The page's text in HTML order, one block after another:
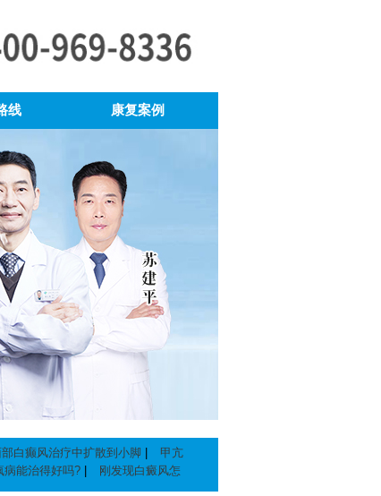
线 康复案例
白癫风治疗中扩散到小脚
甲亢
病能治得好吗?
刚发现白癜风怎